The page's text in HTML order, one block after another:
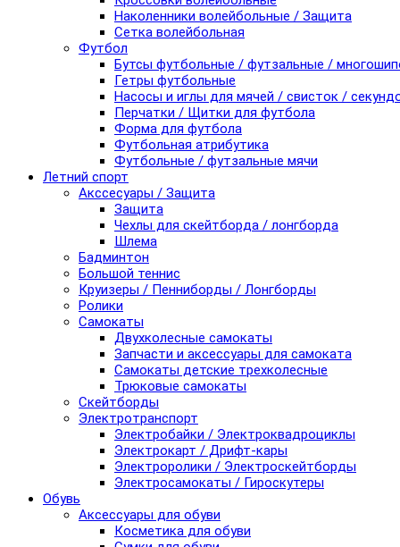
Наколенники волейбольные / Защита
Сетка волейбольная
Футбол
Бутсы футбольные / футзальные /
Гетры футбольные
Насосы и иглы для мячей / свисток /
Перчатки / Щитки для футбола
Форма для футбола
Футбольная атрибутика
Футбольные / футзальные мячи
Летний спорт
Акссесуары / Защита
Защита
Чехлы для скейтборда / лонгборда
Шлема
Бадминтон
Большой теннис
Круизеры / Пенниборды / Лонгборды
Ролики
Самокаты
Двухколесные самокаты
Запчасти и аксессуары для самоката
Самокаты детские трехколесные
Трюковые самокаты
Скейтборды
Электротранспорт
Электробайки / Электроквадроциклы
Электрокарт / Дрифт-кары
Электроролики / Электроскейтборды
Электросамокаты / Гироскутеры
Обувь
Аксессуары для обуви
Косметика для обуви